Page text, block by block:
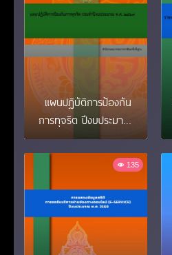
แผนปฎิบัติการป้องกัน
การทุจริต ปีงบประมาณ
พ.ศ.2569
135